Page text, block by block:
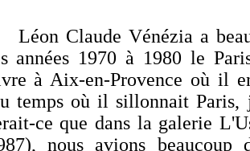
Léon Claude Vénézia a
années 1970 à 1980 le
à Aix-en-Provence où il
temps où il sillonnait Paris,
ce que dans la galerie
nous avions beaucoup